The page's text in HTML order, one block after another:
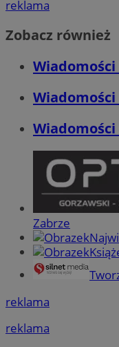
reklama
Zobacz również
Zabrze
reklama
reklama